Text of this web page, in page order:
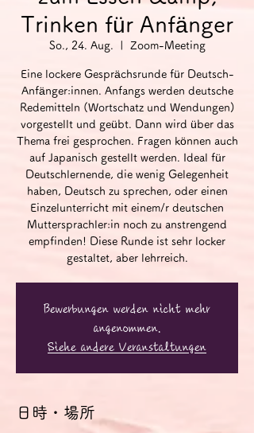
Trinken für Anfänger
So., 24. Aug. Zoom-Meeting
Eine lockere Gesprächsrunde für Deutsch-
Anfänger:innen. Anfangs werden deutsche
Redemitteln (Wortschatz und Wendungen)
vorgestellt und geübt. Dann wird über das
Thema frei gesprochen. Fragen können auch
auf Japanisch gestellt werden. Ideal für
Deutschlernende, die wenig Gelegenheit
haben, Deutsch zu sprechen, oder einen
Einzelunterricht mit einem/r deutschen
Muttersprachler:in noch zu anstrengend
empfinden! Diese Runde ist sehr locker
gestaltet, aber lehrreich.
Bewerbungen werden nicht mehr
angenommen.
Siehe andere Veranstaltungen
日時・場所